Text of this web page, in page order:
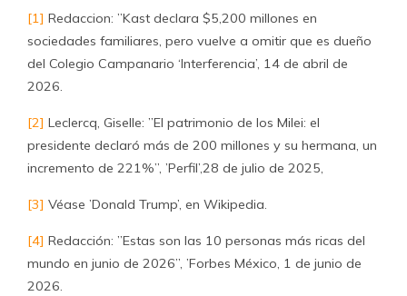
[1] Redaccion: ”Kast declara $5,200 millones en
sociedades familiares, pero vuelve a omitir que es dueño
del Colegio Campanario ‘Interferencia’, 14 de abril de
2026.
[2] Leclercq, Giselle: ”El patrimonio de los Milei: el
presidente declaró más de 200 millones y su hermana, un
incremento de 221%”, ’Perfil’,28 de julio de 2025,
[3] Véase ’Donald Trump’, en Wikipedia.
[4] Redacción: ”Estas son las 10 personas más ricas del
mundo en junio de 2026”, ’Forbes México, 1 de junio de
2026.